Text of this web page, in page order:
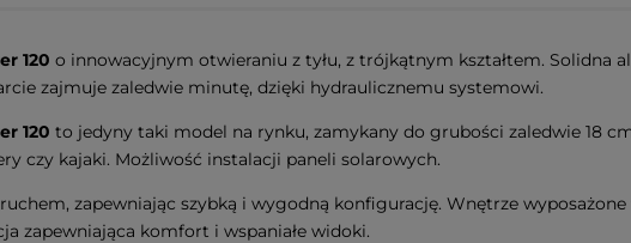
120 o innowacyjnym otwieraniu z tyłu, z trójkątnym kształtem. Solidna
zajmuje zaledwie minutę, dzięki hydraulicznemu systemowi.
120 to jedyny taki model na rynku, zamykany do grubości zaledwie 18
czy kajaki. Możliwość instalacji paneli solarowych.
zapewniając szybką i wygodną konfigurację. Wnętrze
zapewniająca komfort i wspaniałe widoki.